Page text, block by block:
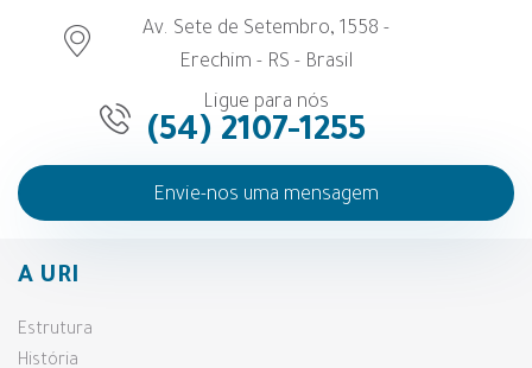
Av. Sete de Setembro, 1558 -
Erechim - RS - Brasil
Ligue para nós
(54) 2107-1255
Envie-nos uma mensagem
A URI
Estrutura
História